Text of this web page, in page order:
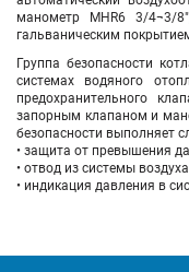
манометр MHR6 3/4¬3/
гальваническим
Группа безопасности
системах водяного
предохранительного
запорным клапаном и
безопасности выполняет
• защита от превышения
• отвод из системы
• индикация давления в